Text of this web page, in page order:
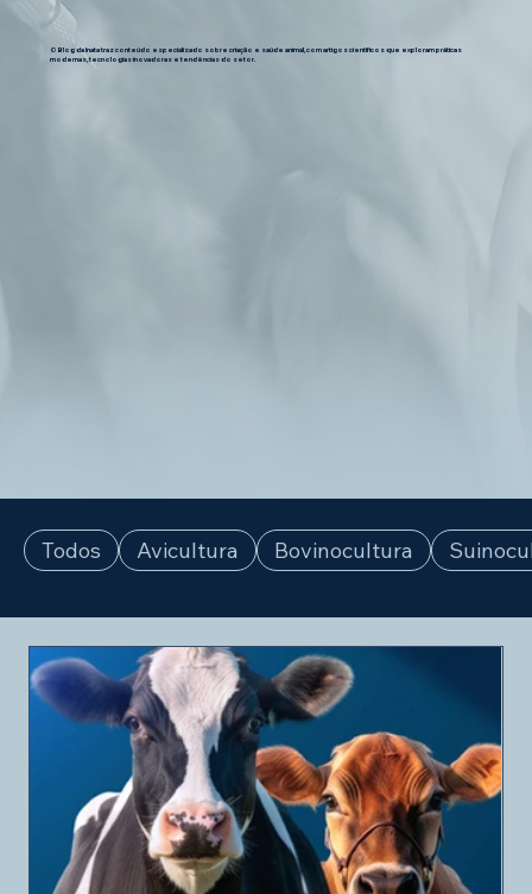
O Blog da Inata traz conteúdo especializado sobre criação e saúde animal, com artigos científicos que exploram práticas
modernas, tecnologias inovadoras e tendências do setor.
Todos Avicultura Bovinocultura